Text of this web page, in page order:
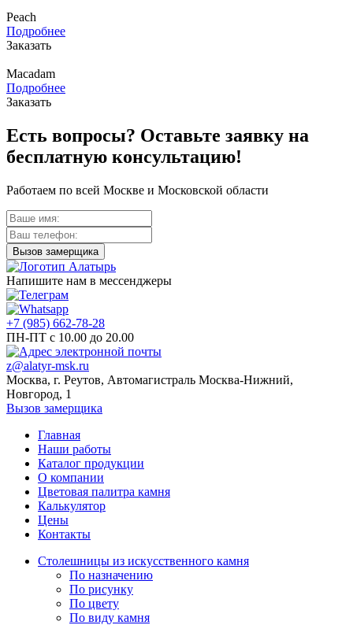
Peach
Подробнее
Заказать
Macadam
Подробнее
Заказать
Есть вопросы? Оставьте заявку на
бесплатную консультацию!
Работаем по всей Москве и Московской области
Напишите нам в мессенджеры
+7 (985) 662-78-28
ПН-ПТ с 10.00 до 20.00
z@alatyr-msk.ru
Москва, г. Реутов, Автомагистраль Москва-Нижний,
Новгород, 1
Вызов замерщика
Главная
Наши работы
Каталог продукции
О компании
Цветовая палитра камня
Калькулятор
Цены
Контакты
Столешницы из искусственного камня
По назначению
По рисунку
По цвету
По виду камня